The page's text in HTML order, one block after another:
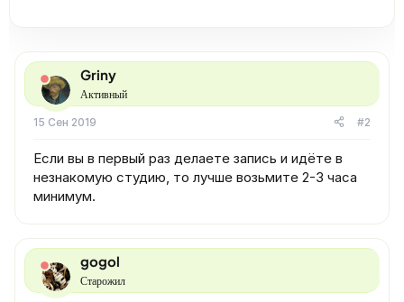
Griny
Активный
15 Сен 2019 #2
Если вы в первый раз делаете запись и идёте в
незнакомую студию, то лучше возьмите 2-3 часа
минимум.
gogol
Старожил